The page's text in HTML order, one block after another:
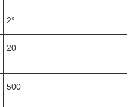
2°
20
500